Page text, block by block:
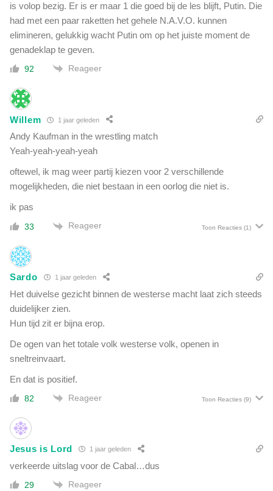
k
g
e
r
e
?
is volop bezig. Er is er maar 1 die goed bij de les blijft, Putin. Die
had met een paar raketten het gehele N.A.V.O. kunnen
elimineren, gelukkig wacht Putin om op het juiste moment de
genadeklap te geven.
92 Reageer
Willem 1 jaar geleden
Andy Kaufman in the wrestling match
Yeah-yeah-yeah-yeah
oftewel, ik mag weer partij kiezen voor 2 verschillende
mogelijkheden, die niet bestaan in een oorlog die niet is.
ik pas
33 Reageer Toon Reacties (1)
Sardo 1 jaar geleden
Het duivelse gezicht binnen de westerse macht laat zich steeds
duidelijker zien.
Hun tijd zit er bijna erop.
De ogen van het totale volk westerse volk, openen in
sneltreinvaart.
En dat is positief.
82 Reageer Toon Reacties (9)
Jesus is Lord 1 jaar geleden
verkeerde uitslag voor de Cabal…dus
29 Reageer